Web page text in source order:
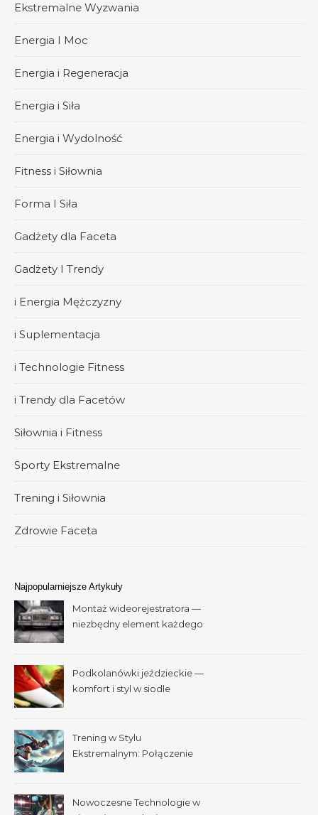
Ekstremalne Wyzwania
Energia I Moc
Energia i Regeneracja
Energia i Siła
Energia i Wydolność
Fitness i Siłownia
Forma I Siła
Gadżety dla Faceta
Gadżety I Trendy
i Energia Mężczyzny
i Suplementacja
i Technologie Fitness
i Trendy dla Facetów
Siłownia i Fitness
Sporty Ekstremalne
Trening i Siłownia
Zdrowie Faceta
Najpopularniejsze Artykuły
Montaż wideorejestratora —
niezbędny element każdego
Podkolanówki jeździeckie —
komfort i styl w siodle
Trening w Stylu
Ekstremalnym: Połączenie
Nowoczesne Technologie w